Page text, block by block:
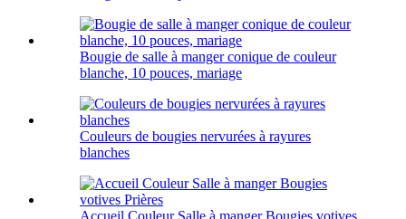
Bougie de salle à manger conique de couleur
blanche, 10 pouces, mariage
Couleurs de bougies nervurées à rayures
blanches